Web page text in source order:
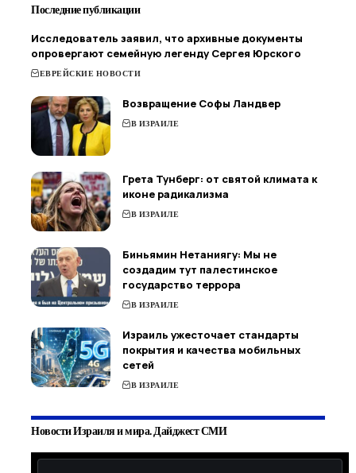
Последние публикации
Исследователь заявил, что архивные документы
опровергают семейную легенду Сергея Юрского
ЕВРЕЙСКИЕ НОВОСТИ
Возвращение Софы Ландвер
В ИЗРАИЛЕ
Грета Тунберг: от святой климата к
иконе радикализма
В ИЗРАИЛЕ
Биньямин Нетаниягу: Мы не
создадим тут палестинское
государство террора
В ИЗРАИЛЕ
Израиль ужесточает стандарты
покрытия и качества мобильных
сетей
В ИЗРАИЛЕ
Новости Израиля и мира. Дайджест СМИ